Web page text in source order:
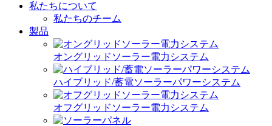
私たちについて
私たちのチーム
製品
オングリッドソーラー電力システム
ハイブリッド/蓄電ソーラーパワーシステム
オフグリッドソーラー電力システム